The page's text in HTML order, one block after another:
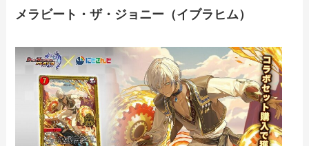
メラビート・ザ・ジョニー（イブラヒム）